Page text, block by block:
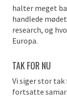
halter meget
handlede
research, og
Europa.
TAK FOR NU
Vi siger stor
fortsatte